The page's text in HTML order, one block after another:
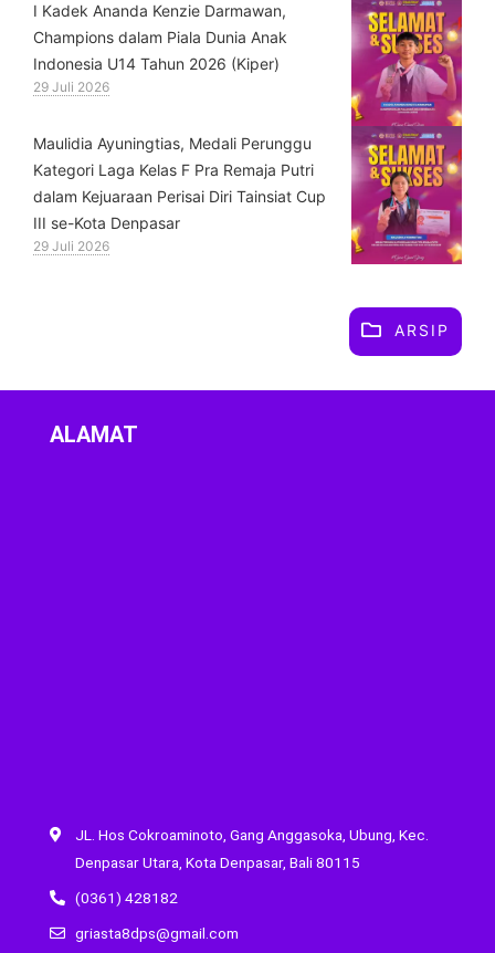
⁠I Kadek Ananda Kenzie Darmawan,
Champions dalam Piala Dunia Anak
Indonesia U14 Tahun 2026 (Kiper)
29 Juli 2026
⁠Maulidia Ayuningtias, Medali Perunggu
Kategori Laga Kelas F Pra Remaja Putri
dalam Kejuaraan Perisai Diri Tainsiat Cup
III se-Kota Denpasar
29 Juli 2026
ARSIP
ALAMAT
JL. Hos Cokroaminoto, Gang Anggasoka, Ubung, Kec.
Denpasar Utara, Kota Denpasar, Bali 80115
(0361) 428182
griasta8dps@gmail.com